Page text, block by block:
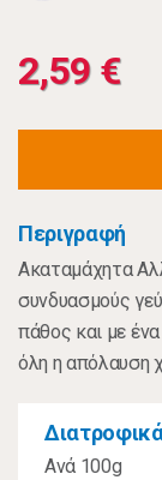
2,59 €
Περιγραφή
Ακαταμάχητα
συνδυασμούς
πάθος και με
όλη η απόλαυση
Ανά 100g